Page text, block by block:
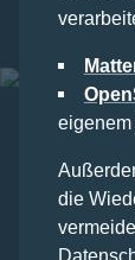
Lageplan
Auf
die